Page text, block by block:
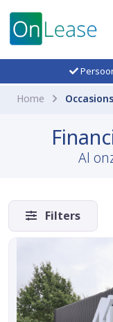
Home Occasions
Al
Filters